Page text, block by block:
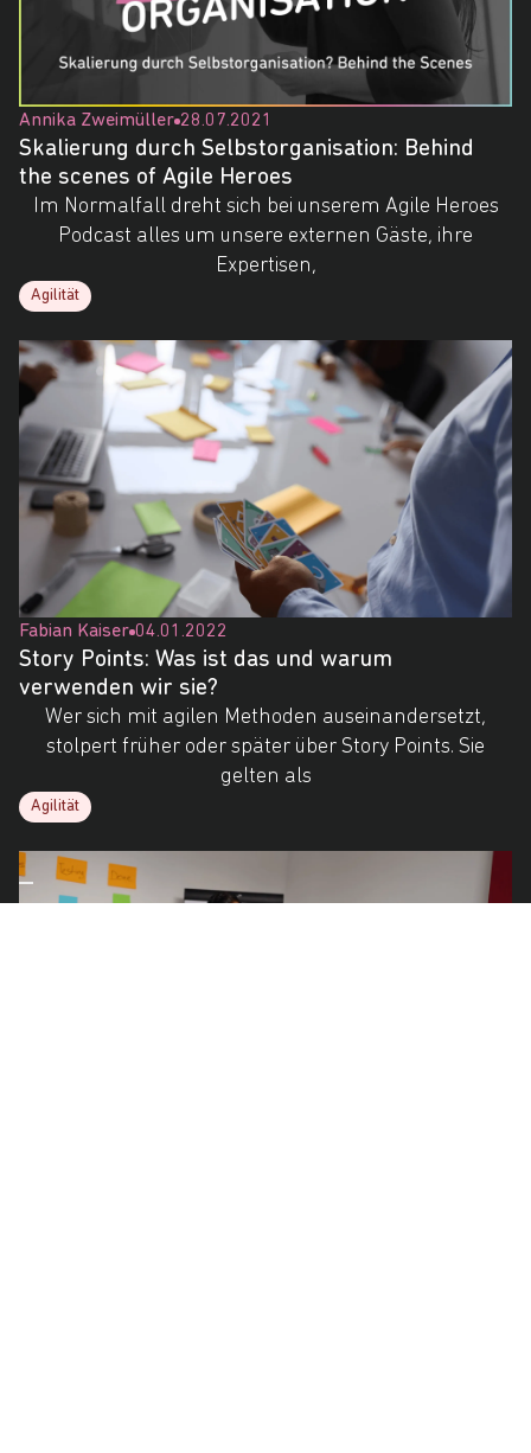
Annika Zweimüller 28.07.2021
Skalierung durch Selbstorganisation: Behind
the scenes of Agile Heroes
Im Normalfall dreht sich bei unserem Agile Heroes
Podcast alles um unsere externen Gäste, ihre
Expertisen,
Agilität
Fabian Kaiser 04.01.2022
Story Points: Was ist das und warum
verwenden wir sie?
Wer sich mit agilen Methoden auseinandersetzt,
stolpert früher oder später über Story Points. Sie
gelten als
Agilität